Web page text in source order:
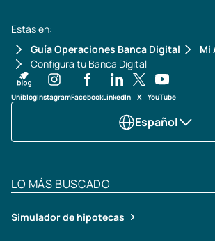
Estás en:
Guía Operaciones Banca Digital
Mi
Configura tu Banca Digital
UniblogInstagramFacebookLinkedIn X YouTube
Español
LO MÁS BUSCADO
Simulador de hipotecas